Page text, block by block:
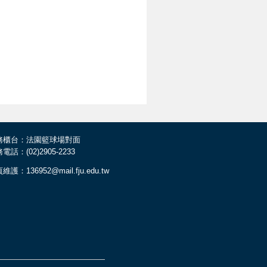
櫃台：法園籃球場對面
電話：(02)2905-2233
維護：136952@mail.fju.edu.tw